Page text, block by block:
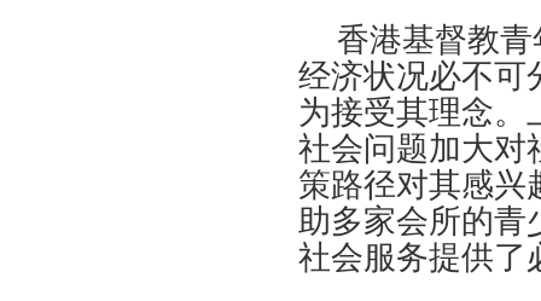
香港基督教青
经济状况必不可
为接受其理念。
社会问题加大对
策路径对其感兴
助多家会所的青
社会服务提供了